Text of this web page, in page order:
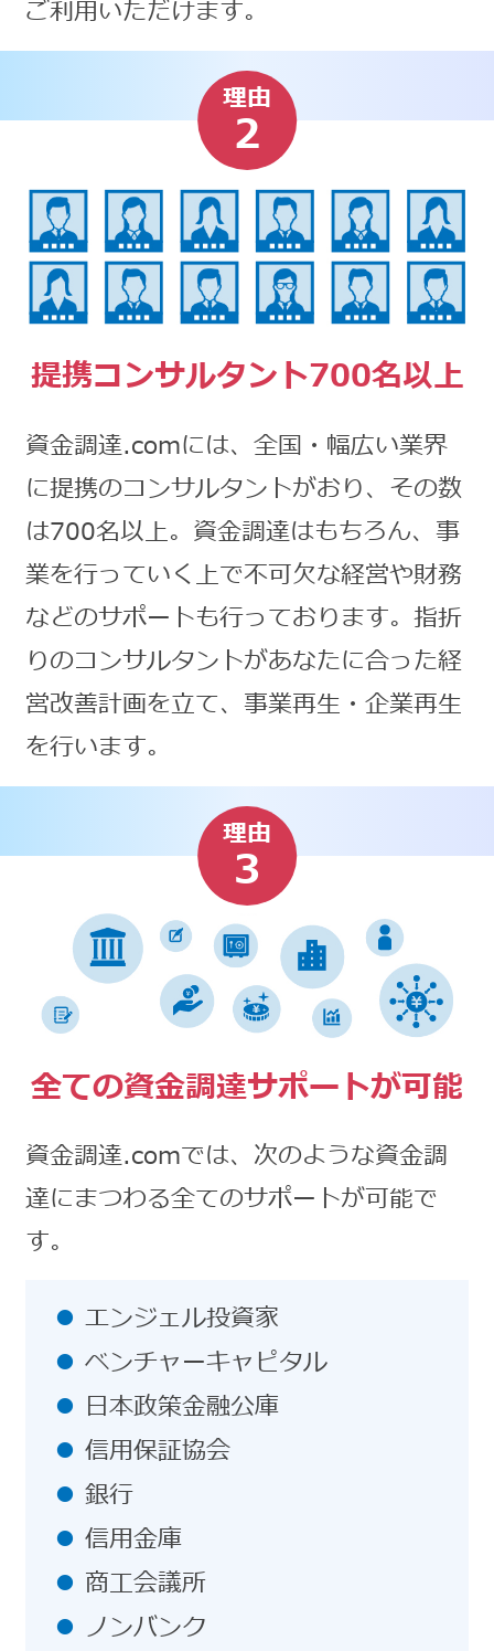
ご利用いただけます。
理由
2
提携コンサルタント700名以上
資金調達.comには、全国・幅広い業界
に提携のコンサルタントがおり、その数
は700名以上。資金調達はもちろん、事
業を行っていく上で不可欠な経営や財務
などのサポートも行っております。指折
りのコンサルタントがあなたに合った経
営改善計画を立て、事業再生・企業再生
を行います。
理由
3
全ての資金調達サポートが可能
資金調達.comでは、次のような資金調
達にまつわる全てのサポートが可能で
す。
エンジェル投資家
ベンチャーキャピタル
日本政策金融公庫
信用保証協会
銀行
信用金庫
商工会議所
ノンバンク